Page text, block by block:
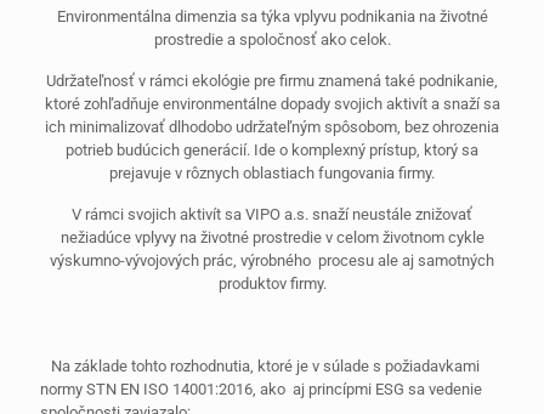
Environmentálna dimenzia sa týka vplyvu podnikania na životné
prostredie a spoločnosť ako celok.
Udržateľnosť v rámci ekológie pre firmu znamená také podnikanie,
ktoré zohľadňuje environmentálne dopady svojich aktivít a snaží sa
ich minimalizovať dlhodobo udržateľným spôsobom, bez ohrozenia
potrieb budúcich generácií. Ide o komplexný prístup, ktorý sa
prejavuje v rôznych oblastiach fungovania firmy.
V rámci svojich aktivít sa VIPO a.s. snaží neustále znižovať
nežiadúce vplyvy na životné prostredie v celom životnom cykle
výskumno-vývojových prác, výrobného procesu ale aj samotných
produktov firmy.
Na základe tohto rozhodnutia, ktoré je v súlade s požiadavkami
normy STN EN ISO 14001:2016, ako aj princípmi ESG sa vedenie